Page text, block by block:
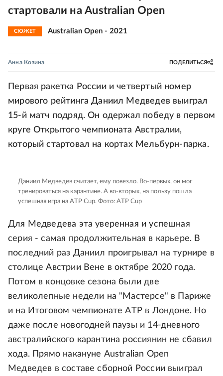
стартовали на Australian Open
СЮЖЕТ Australian Open - 2021
Анна Козина ПОДЕЛИТЬСЯ
Первая ракетка России и четвертый номер
мирового рейтинга Даниил Медведев выиграл
15-й матч подряд. Он одержал победу в первом
круге Открытого чемпионата Австралии,
который стартовал на кортах Мельбурн-парка.
Даниил Медведев считает, ему повезло. Во-первых, он мог
тренироваться на карантине. А во-вторых, на пользу пошла
успешная игра на ATP Cup. Фото: ATP Cup
Для Медведева эта уверенная и успешная
серия - самая продолжительная в карьере. В
последний раз Даниил проигрывал на турнире в
столице Австрии Вене в октябре 2020 года.
Потом в концовке сезона были две
великолепные недели на "Мастерсе" в Париже
и на Итоговом чемпионате ATP в Лондоне. Но
даже после новогодней паузы и 14-дневного
австралийского карантина россиянин не сбавил
хода. Прямо накануне Australian Open
Медведев в составе сборной России выиграл